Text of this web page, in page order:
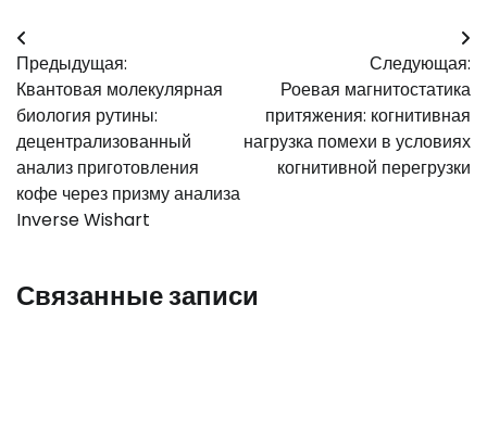
Навигация
по
записям
Предыдущая:
Квантовая молекулярная
биология рутины:
децентрализованный
анализ приготовления
кофе через призму анализа
Inverse Wishart
Следующая:
Роевая магнитостатика
притяжения: когнитивная
нагрузка помехи в условиях
когнитивной перегрузки
Связанные записи